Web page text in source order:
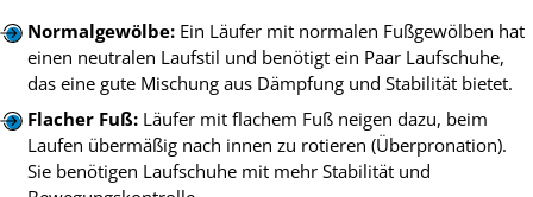
Normalgewölbe:Ein Läufer mit normalen Fußgewölben hat
einen neutralen Laufstil und benötigt ein Paar Laufschuhe,
das eine gute Mischung aus Dämpfung und Stabilität bietet.
Flacher Fuß:Läufer mit flachem Fuß neigen dazu, beim
Laufen übermäßig nach innen zu rotieren (Überpronation).
Sie benötigen Laufschuhe mit mehr Stabilität und